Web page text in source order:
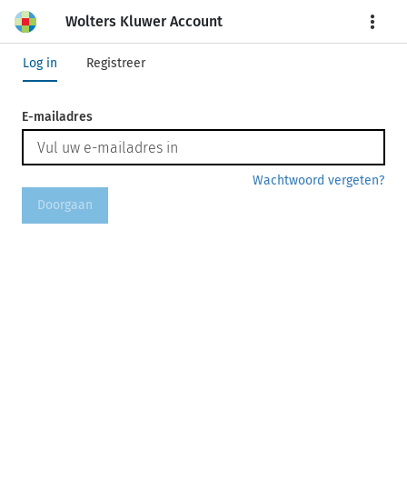
Wolters Kluwer Account More
Log in Registreer
E-mailadres
Wachtwoord vergeten?
Doorgaan